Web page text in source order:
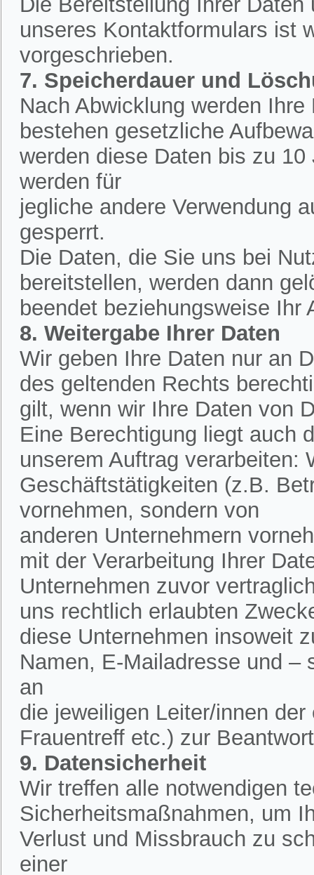
unseres Kontaktformulars ist
vorgeschrieben.
7. Speicherdauer und
Nach Abwicklung werden
bestehen gesetzliche
werden diese Daten bis zu
werden für
jegliche andere Verwendung
gesperrt.
Die Daten, die Sie uns bei
bereitstellen, werden dann
beendet beziehungsweise
8. Weitergabe Ihrer Daten
Wir geben Ihre Daten nur an
des geltenden Rechts
gilt, wenn wir Ihre Daten von
Eine Berechtigung liegt auch
unserem Auftrag verarbeiten:
Geschäftstätigkeiten (z.B.
vornehmen, sondern von
anderen Unternehmern
mit der Verarbeitung Ihrer
Unternehmen zuvor
uns rechtlich erlaubten
diese Unternehmen insoweit
Namen, E-Mailadresse und –
an
die jeweiligen Leiter/innen
Frauentreff etc.) zur
9. Datensicherheit
Wir treffen alle notwendigen
Sicherheitsmaßnahmen, um
Verlust und Missbrauch zu
einer